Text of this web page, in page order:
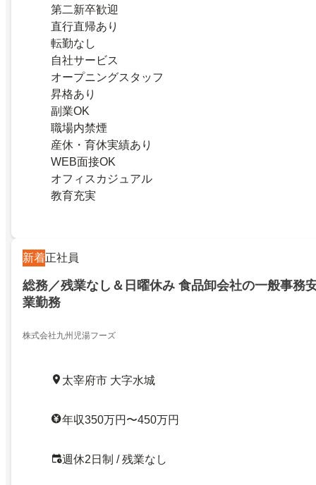
第二新卒歓迎
直行直帰あり
転勤なし
自社サービス
オープニングスタッフ
昇格あり
副業OK
職場内禁煙
産休・育休実績あり
WEB面接OK
オフィスカジュアル
教育充実
新着正社員
総務／残業なし＆日曜休み 食品卸会社の一般事務
業勤務
株式会社九州児湯フーズ
太宰府市 大字水城
年収350万円〜450万円
週休2日制 / 残業なし